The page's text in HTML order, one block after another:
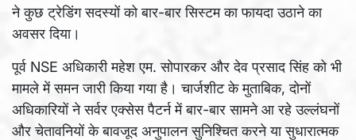
ने कुछ ट्रेडिंग सदस्यों को बार-बार सिस्टम का फायदा उठाने का
अवसर दिया।
पूर्व NSE अधिकारी महेश एम. सोपारकर और देव प्रसाद सिंह को भी
मामले में समन जारी किया गया है। चार्जशीट के मुताबिक, दोनों
अधिकारियों ने सर्वर एक्सेस पैटर्न में बार-बार सामने आ रहे उल्लंघनों
और चेतावनियों के बावजूद अनुपालन सुनिश्चित करने या सुधारात्मक